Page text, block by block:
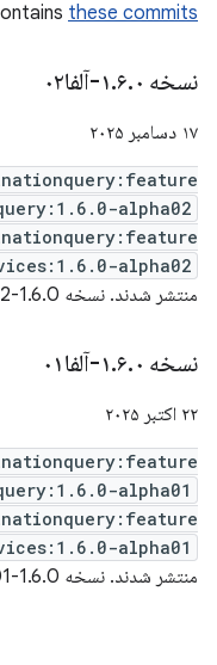
these commits
نسخه ۱ .۶.۰-آلفا۰۲
۱۷ دسامبر ۲۰۲۵
alpha02
alpha02
منتشر شدند. نسخه 1.6.0-alpha02 شامل
نسخه ۱ .۶.۰-آلفا۰۱
۲۲ اکتبر ۲۰۲۵
alpha01
alpha01
منتشر شدند. نسخه 1.6.0-alpha01 شامل